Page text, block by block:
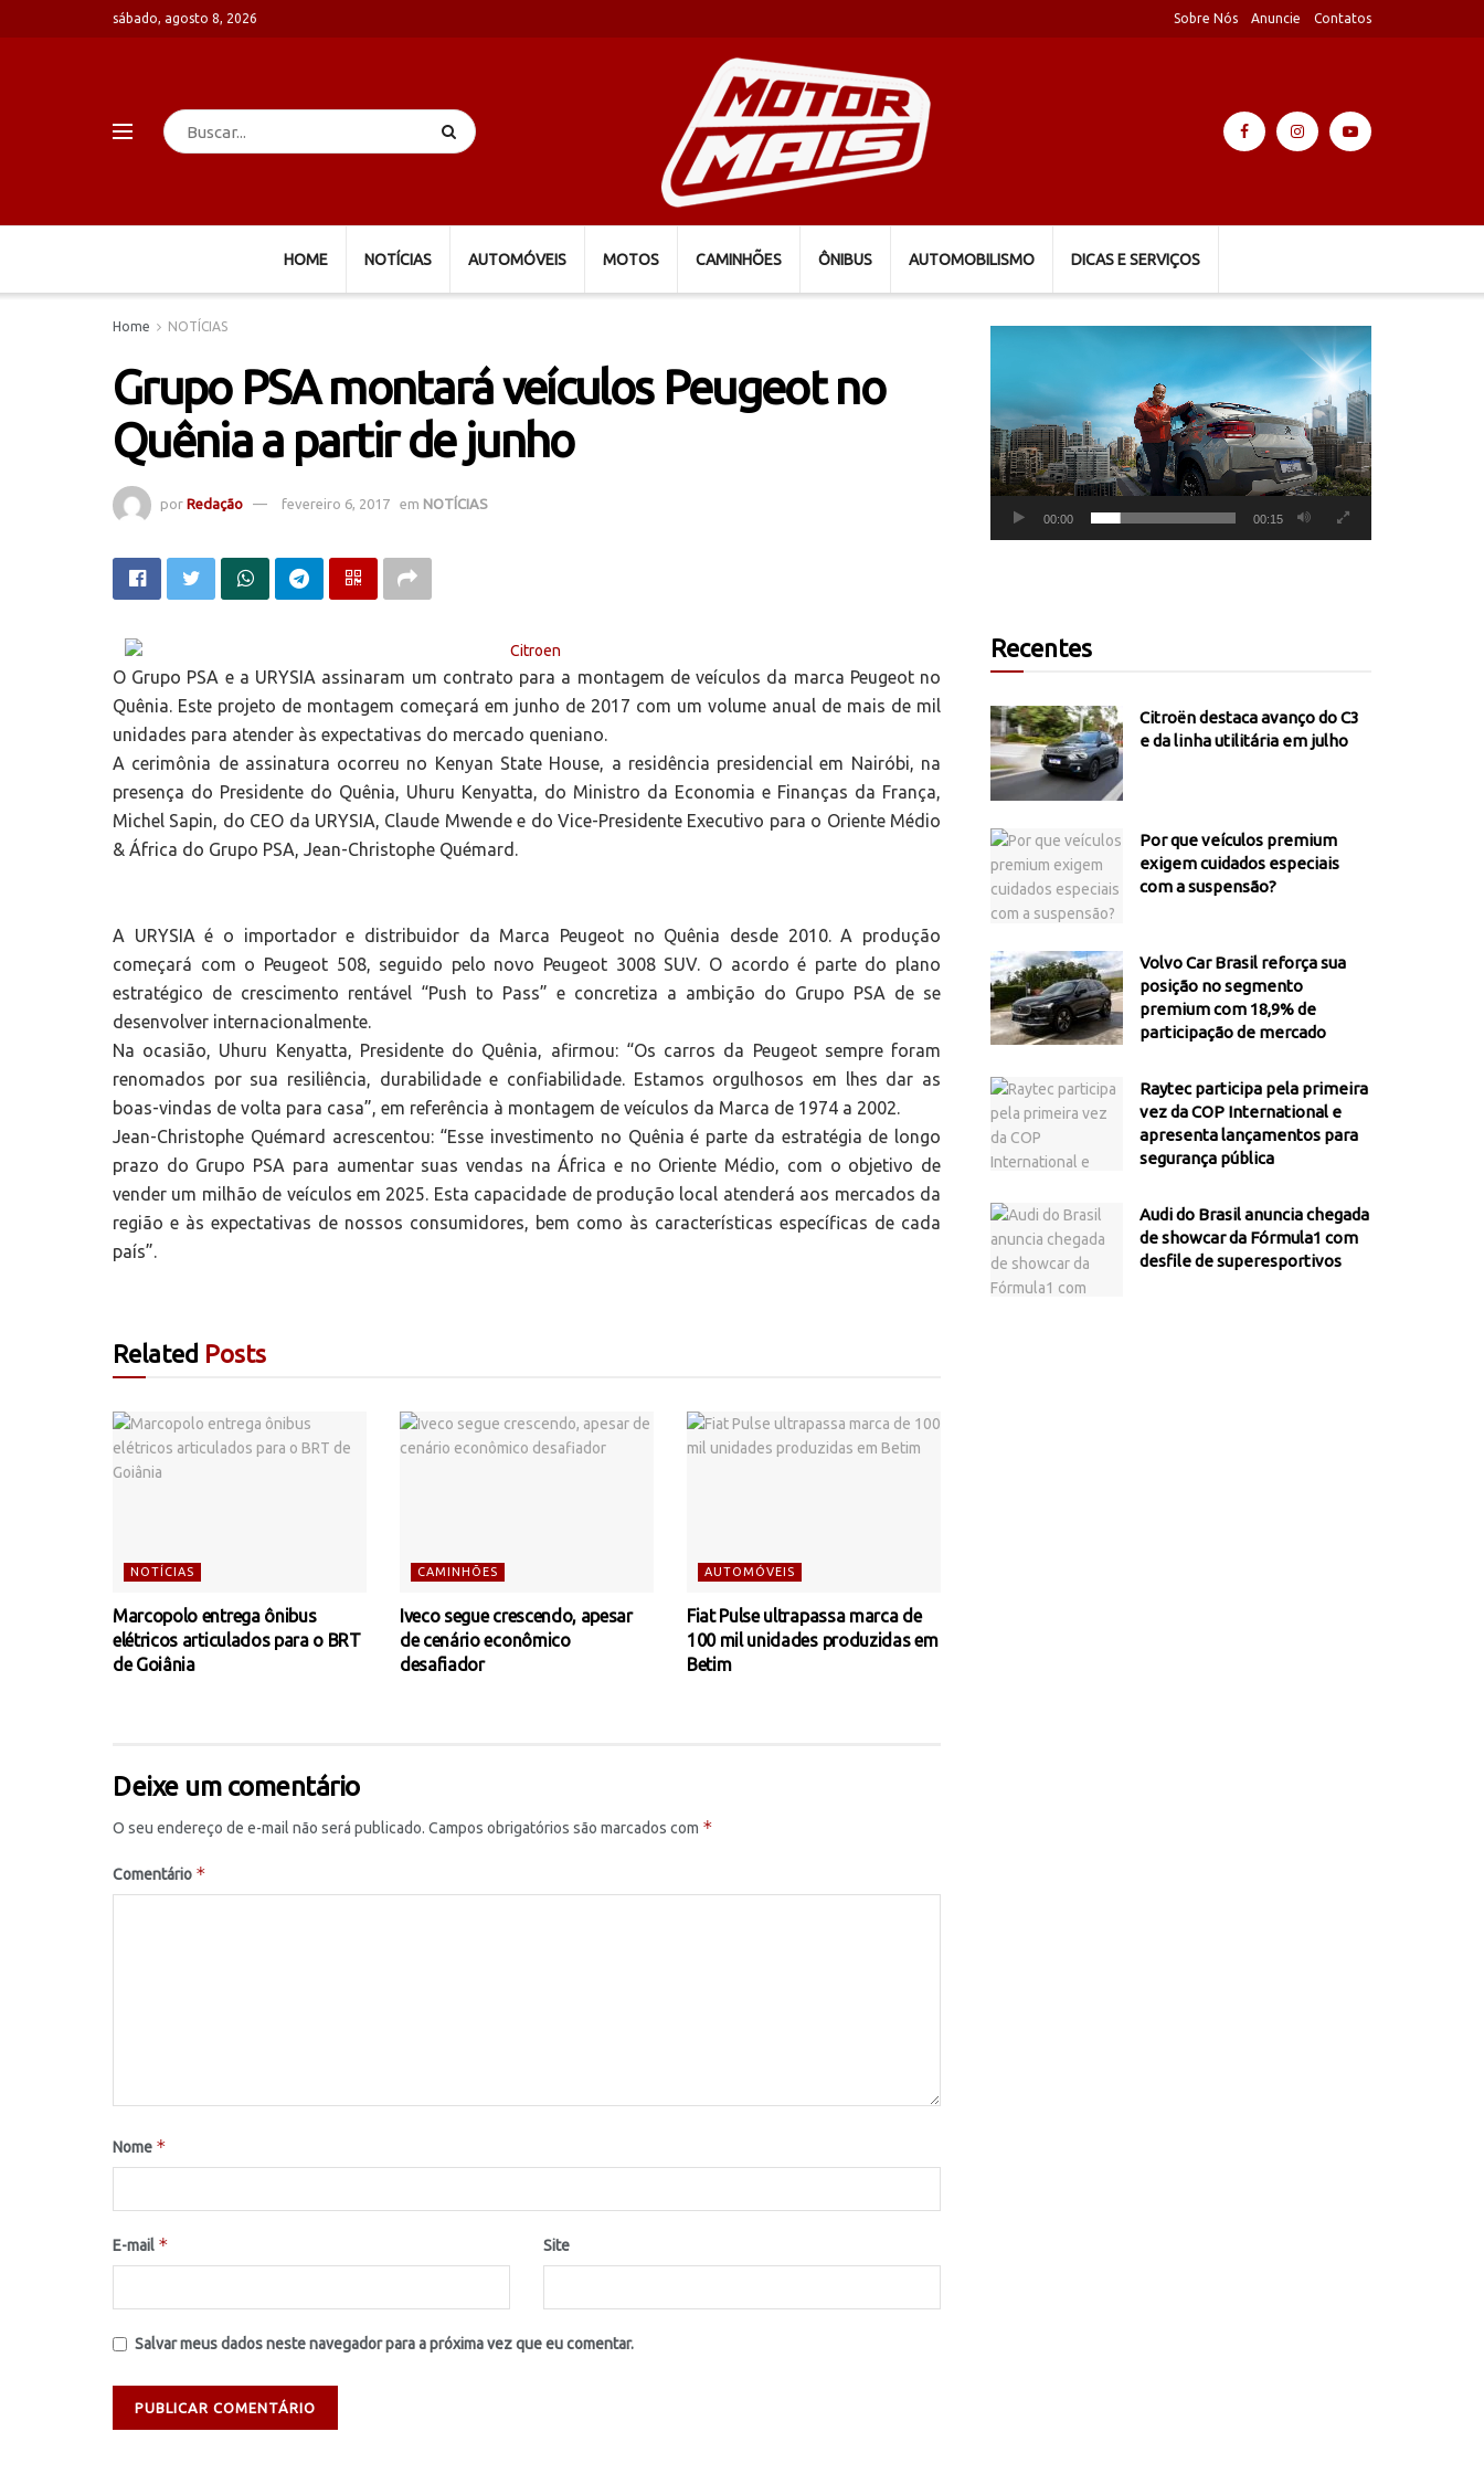
sábado, agosto 8, 2026 Sobre Nós Anuncie Contatos
HOME NOTÍCIAS AUTOMÓVEIS MOTOS CAMINHÕES ÔNIBUS AUTOMOBILISMO DICAS E SERVIÇOS
Home NOTÍCIAS
Grupo PSA montará veículos Peugeot no
Quênia a partir de junho
por Redação fevereiro 6, 2017 em NOTÍCIAS
O Grupo PSA e a URYSIA assinaram um contrato para a montagem de veículos da marca Peugeot no
Quênia. Este projeto de montagem começará em junho de 2017 com um volume anual de mais de mil
unidades para atender às expectativas do mercado queniano.
A cerimônia de assinatura ocorreu no Kenyan State House, a residência presidencial em Nairóbi, na
presença do Presidente do Quênia, Uhuru Kenyatta, do Ministro da Economia e Finanças da França,
Michel Sapin, do CEO da URYSIA, Claude Mwende e do Vice-Presidente Executivo para o Oriente Médio
& África do Grupo PSA, Jean-Christophe Quémard.
A URYSIA é o importador e distribuidor da Marca Peugeot no Quênia desde 2010. A produção
começará com o Peugeot 508, seguido pelo novo Peugeot 3008 SUV. O acordo é parte do plano
estratégico de crescimento rentável “Push to Pass” e concretiza a ambição do Grupo PSA de se
desenvolver internacionalmente.
Na ocasião, Uhuru Kenyatta, Presidente do Quênia, afirmou: “Os carros da Peugeot sempre foram
renomados por sua resiliência, durabilidade e confiabilidade. Estamos orgulhosos em lhes dar as
boas-vindas de volta para casa”, em referência à montagem de veículos da Marca de 1974 a 2002.
Jean-Christophe Quémard acrescentou: “Esse investimento no Quênia é parte da estratégia de longo
prazo do Grupo PSA para aumentar suas vendas na África e no Oriente Médio, com o objetivo de
vender um milhão de veículos em 2025. Esta capacidade de produção local atenderá aos mercados da
região e às expectativas de nossos consumidores, bem como às características específicas de cada
país”.
Related Posts
NOTÍCIAS
Marcopolo entrega ônibus
elétricos articulados para o BRT
de Goiânia
CAMINHÕES
Iveco segue crescendo, apesar
de cenário econômico
desafiador
AUTOMÓVEIS
Fiat Pulse ultrapassa marca de
100 mil unidades produzidas em
Betim
Deixe um comentário
O seu endereço de e-mail não será publicado. Campos obrigatórios são marcados com *
Comentário *
Nome *
E-mail * Site
Salvar meus dados neste navegador para a próxima vez que eu comentar.
00:00 00:15
Recentes
Citroën destaca avanço do C3
e da linha utilitária em julho
Por que veículos premium
exigem cuidados especiais
com a suspensão?
Volvo Car Brasil reforça sua
posição no segmento
premium com 18,9% de
participação de mercado
Raytec participa pela primeira
vez da COP International e
apresenta lançamentos para
segurança pública
Audi do Brasil anuncia chegada
de showcar da Fórmula1 com
desfile de superesportivos